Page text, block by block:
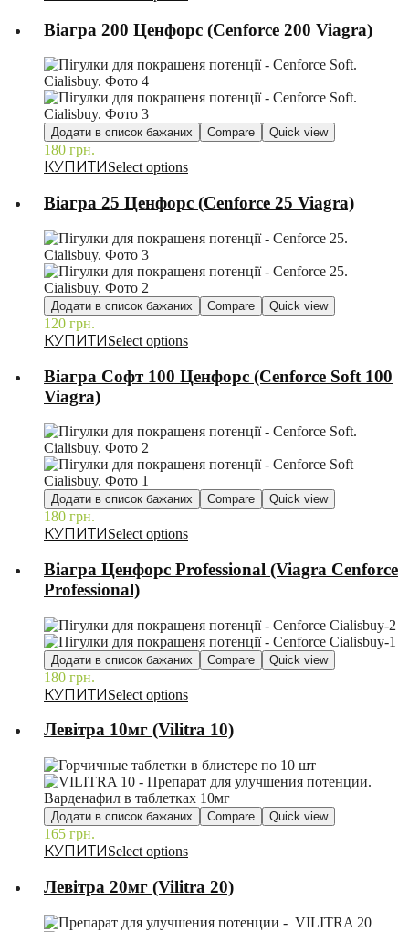
Віагра 200 Ценфорс (Cenforce 200 Viagra)
Додати в список бажаних Compare Quick view
180 грн.
Select options
Віагра 25 Ценфорс (Cenforce 25 Viagra)
Додати в список бажаних Compare Quick view
120 грн.
Select options
Віагра Софт 100 Ценфорс (Cenforce Soft 100
Viagra)
Додати в список бажаних Compare Quick view
180 грн.
Select options
Віагра Ценфорс Professional (Viagra Cenforce
Professional)
Додати в список бажаних Compare Quick view
180 грн.
Select options
Левітра 10мг (Vilitra 10)
Додати в список бажаних Compare Quick view
165 грн.
Select options
Левітра 20мг (Vilitra 20)